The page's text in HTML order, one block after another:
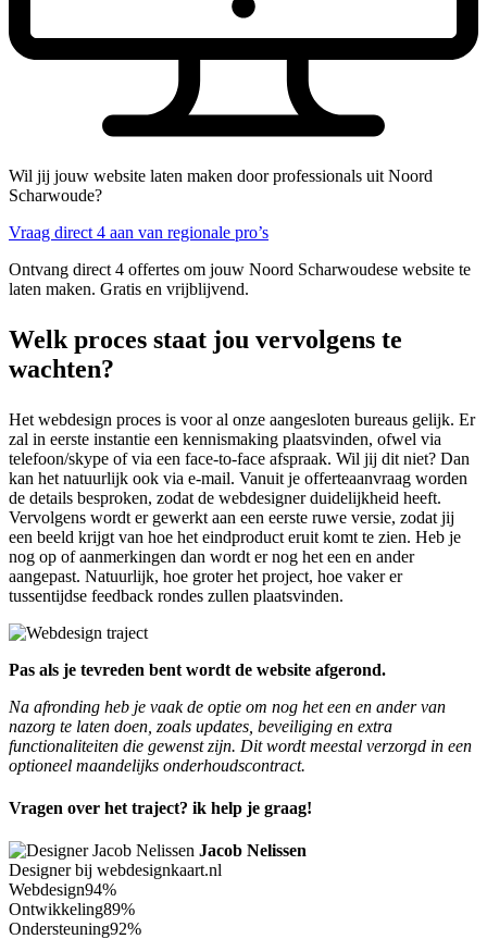
Wil jij jouw website laten maken door professionals uit Noord
Scharwoude?
Vraag direct 4 aan van regionale pro’s
Ontvang direct 4 offertes om jouw Noord Scharwoudese website te
laten maken. Gratis en vrijblijvend.
Welk proces staat jou vervolgens te
wachten?
Het webdesign proces is voor al onze aangesloten bureaus gelijk. Er
zal in eerste instantie een kennismaking plaatsvinden, ofwel via
telefoon/skype of via een face-to-face afspraak. Wil jij dit niet? Dan
kan het natuurlijk ook via e-mail. Vanuit je offerteaanvraag worden
de details besproken, zodat de webdesigner duidelijkheid heeft.
Vervolgens wordt er gewerkt aan een eerste ruwe versie, zodat jij
een beeld krijgt van hoe het eindproduct eruit komt te zien. Heb je
nog op of aanmerkingen dan wordt er nog het een en ander
aangepast. Natuurlijk, hoe groter het project, hoe vaker er
tussentijdse feedback rondes zullen plaatsvinden.
Pas als je tevreden bent wordt de website afgerond.
Na afronding heb je vaak de optie om nog het een en ander van
nazorg te laten doen, zoals updates, beveiliging en extra
functionaliteiten die gewenst zijn. Dit wordt meestal verzorgd in een
optioneel maandelijks onderhoudscontract.
Vragen over het traject? ik help je graag!
Jacob Nelissen
Designer bij webdesignkaart.nl
Webdesign94%
Ontwikkeling89%
Ondersteuning92%